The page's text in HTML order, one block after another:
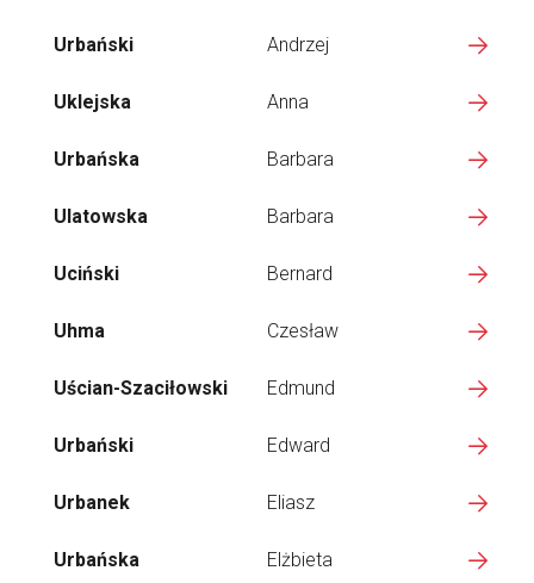
Urbański Andrzej
Uklejska Anna
Urbańska Barbara
Ulatowska Barbara
Uciński Bernard
Uhma Czesław
Uścian-Szaciłowski Edmund
Urbański Edward
Urbanek Eliasz
Urbańska Elżbieta